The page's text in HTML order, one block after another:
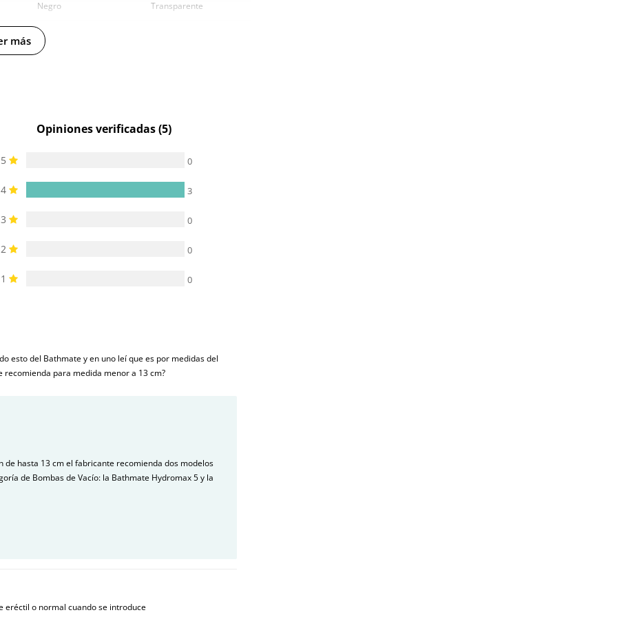
Negro Transparente
-
más
Opiniones verificadas (5)
5 0
4 3
3 0
2 0
1 0
esto del Bathmate y en uno leí que es por medidas del
para medida menor a 13 cm?
de hasta 13 cm el fabricante recomienda dos modelos
de Bombas de Vacío: la Bathmate Hydromax 5 y la
eréctil o normal cuando se introduce